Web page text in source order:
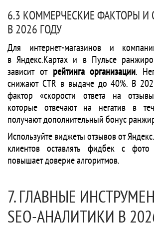
6.3 КОММЕРЧЕСКИЕ ФАКТОРЫ И
В 2026 ГОДУ
Для интернет-магазинов и
в Яндекс.Картах и в Пульсе
зависит от рейтинга организации.
снижают CTR в выдаче до 40%. В
фактор «скорости ответа на
которые отвечают на негатив в
получают дополнительный бонус
Используйте виджеты отзывов от
клиентов оставлять фидбек с
повышает доверие алгоритмов.
7. ГЛАВНЫЕ
SEO-АНАЛИТИКИ В